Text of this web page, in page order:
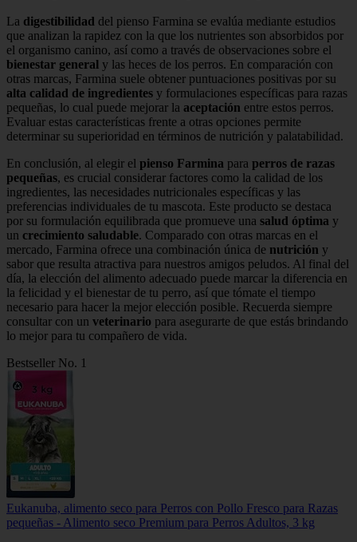
La digestibilidad del pienso Farmina se evalúa mediante estudios
que analizan la rapidez con la que los nutrientes son absorbidos por
el organismo canino, así como a través de observaciones sobre el
bienestar general y las heces de los perros. En comparación con
otras marcas, Farmina suele obtener puntuaciones positivas por su
alta calidad de ingredientes y formulaciones específicas para razas
pequeñas, lo cual puede mejorar la aceptación entre estos perros.
Evaluar estas características frente a otras opciones permite
determinar su superioridad en términos de nutrición y palatabilidad.
En conclusión, al elegir el pienso Farmina para perros de razas
pequeñas, es crucial considerar factores como la calidad de los
ingredientes, las necesidades nutricionales específicas y las
preferencias individuales de tu mascota. Este producto se destaca
por su formulación equilibrada que promueve una salud óptima y
un crecimiento saludable. Comparado con otras marcas en el
mercado, Farmina ofrece una combinación única de nutrición y
sabor que resulta atractiva para nuestros amigos peludos. Al final del
día, la elección del alimento adecuado puede marcar la diferencia en
la felicidad y el bienestar de tu perro, así que tómate el tiempo
necesario para hacer la mejor elección posible. Recuerda siempre
consultar con un veterinario para asegurarte de que estás brindando
lo mejor para tu compañero de vida.
Bestseller No. 1
Eukanuba, alimento seco para Perros con Pollo Fresco para Razas
pequeñas - Alimento seco Premium para Perros Adultos, 3 kg